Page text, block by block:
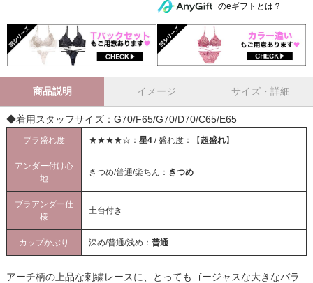
のeギフトとは？
商品説明 イメージ サイズ・詳細
◆着用スタッフサイズ：G70/F65/G70/D70/C65/E65
ブラ盛れ度 ★★★★☆： 星4/ 盛れ度：【超盛れ】
アンダー付け心
地
きつめ/普通/楽ちん： きつめ
ブラアンダー仕
様
土台付き
カップかぶり 深め/普通/浅め： 普通
アーチ柄の上品な刺繍レースに、とってもゴージャスな大きなバラ